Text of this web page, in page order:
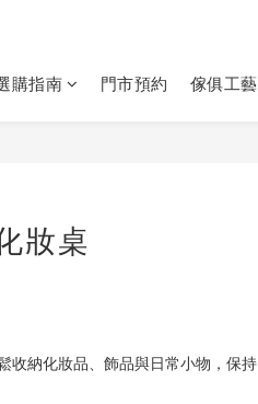
購指南 門市預約 傢俱工藝
妝桌
收納化妝品、飾品與日常小物，保持